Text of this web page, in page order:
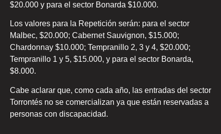
$20.000 y para el sector Bonarda $10.000.
Los valores para la Repetición serán: para el sector
Malbec, $20.000; Cabernet Sauvignon, $15.000;
Chardonnay $10.000; Tempranillo 2, 3 y 4, $20.000;
Tempranillo 1 y 5, $15.000, y para el sector Bonarda,
$8.000.
Cabe aclarar que, como cada año, las entradas del sector
Torrontés no se comercializan ya que están reservadas a
personas con discapacidad.